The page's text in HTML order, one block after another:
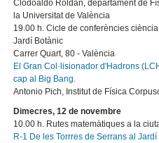
Clodoaldo Roldàn, departament de
la Universitat de València
19.00 h. Cicle de conferències
Jardí Botànic
Carrer Quart, 80 - València
El Gran Col·lisionador d'Hadrons
cap al Big Bang.
Antonio Pich, Institut de Física
Dimecres, 12 de novembre
10.00 h. Rutes matemàtiques a la
R-1 De les Torrres de Serrans al